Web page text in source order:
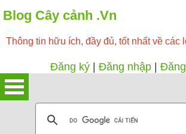
Blog Cây cảnh .Vn
Thông tin hữu ích, đầy đủ, tốt nhất về các
Đăng ký Đăng nhập